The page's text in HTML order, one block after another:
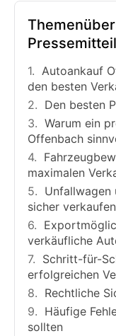
Autoankauf
den besten
Den besten
Warum ein
Offenbach
maximalen
Unfallwagen
sicher verkaufen
verkäufliche
Schritt-für-
erfolgreichen
Rechtliche
Häufige
sollten